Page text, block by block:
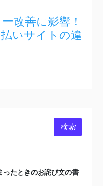
改善に影響！
いサイトの違
ったときのお詫び文の書